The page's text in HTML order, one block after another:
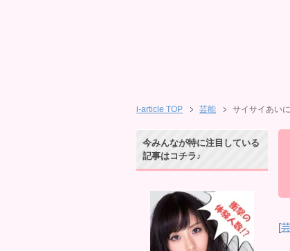
i-article TOP 芸能 サイサイあい
[
今みんなが特に注目している
記事はコチラ♪